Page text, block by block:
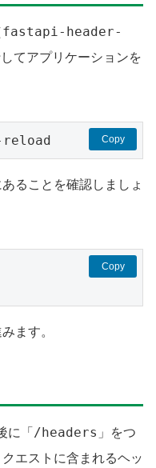
fastapi-header-
てアプリケーションを
Copy
ることを確認しましょ
Copy
ます。
に「 /headers 」をつ
エストに含まれるヘッ